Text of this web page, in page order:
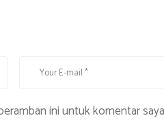
ini untuk komentar